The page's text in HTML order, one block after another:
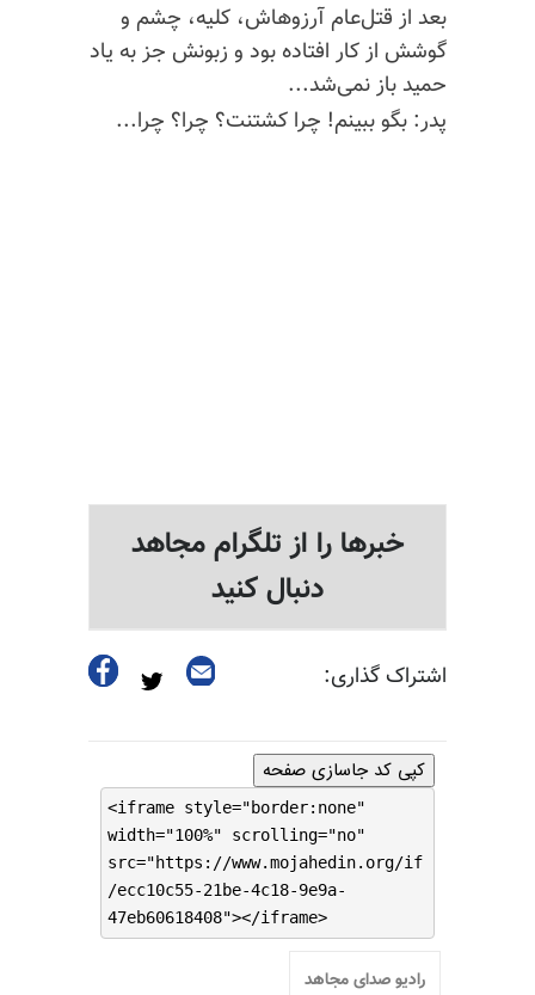
بعد از قتل‌عام آرزوهاش، کلیه، چشم و
گوشش از کار افتاده بود و زبونش جز به یاد
حمید باز نمی‌شد...
پدر: بگو ببینم! چرا کشتنت؟ چرا؟ چرا...
خبرها را از تلگرام مجاهد
دنبال کنید
اشتراک گذاری:
کپی کد جاسازی صفحه
<iframe style="border:none"
width="100%" scrolling="no"
src="https://www.mojahedin.org/if
/ecc10c55-21be-4c18-9e9a-
47eb60618408"></iframe>
رادیو صدای مجاهد